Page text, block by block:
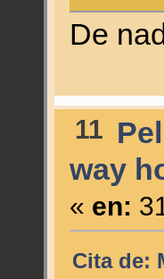
De
11
way
« en:
Cita de: